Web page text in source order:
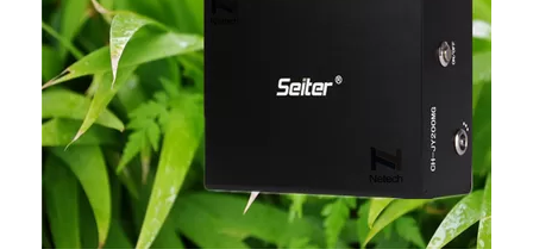
PRIVACY
POLICY